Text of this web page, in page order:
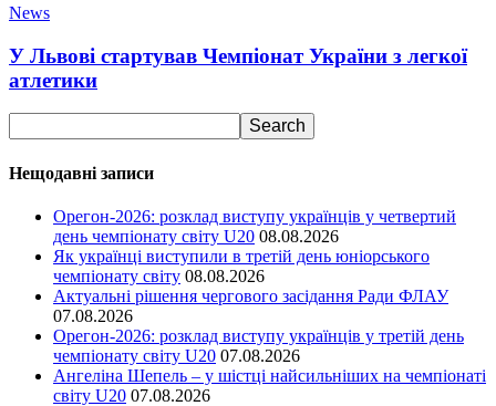
News
У Львові стартував Чемпіонат України з легкої
атлетики
Нещодавні записи
Орегон-2026: розклад виступу українців у четвертий
день чемпіонату світу U20 08.08.2026
Як українці виступили в третій день юніорського
чемпіонату світу 08.08.2026
Актуальні рішення чергового засідання Ради ФЛАУ
07.08.2026
Орегон-2026: розклад виступу українців у третій день
чемпіонату світу U20 07.08.2026
Ангеліна Шепель – у шістці найсильніших на чемпіонаті
світу U20 07.08.2026